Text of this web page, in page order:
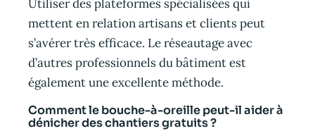
Utiliser des plateformes spécialisées qui
mettent en relation artisans et clients peut
s’avérer très efficace. Le réseautage avec
d’autres professionnels du bâtiment est
également une excellente méthode.
Comment le bouche-à-oreille peut-il aider à
dénicher des chantiers gratuits ?